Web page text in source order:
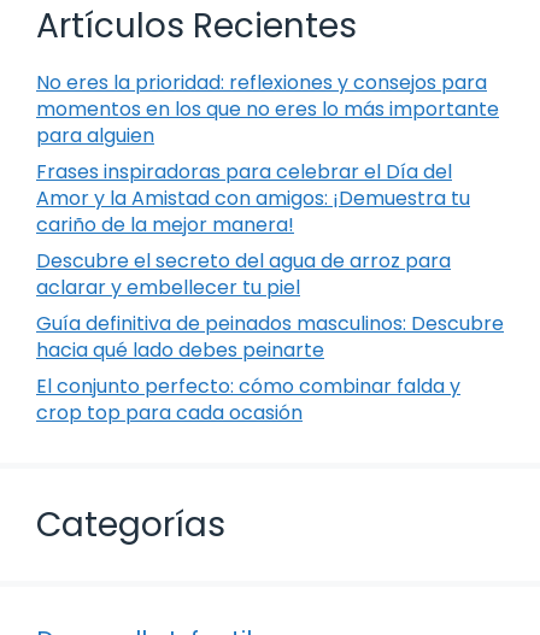
Artículos Recientes
No eres la prioridad: reflexiones y consejos para
momentos en los que no eres lo más importante
para alguien
Frases inspiradoras para celebrar el Día del
Amor y la Amistad con amigos: ¡Demuestra tu
cariño de la mejor manera!
Descubre el secreto del agua de arroz para
aclarar y embellecer tu piel
Guía definitiva de peinados masculinos: Descubre
hacia qué lado debes peinarte
El conjunto perfecto: cómo combinar falda y
crop top para cada ocasión
Categorías